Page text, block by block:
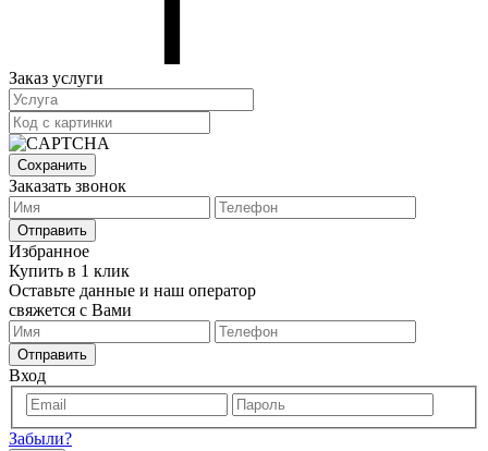
Заказ услуги
Сохранить
Заказать звонок
Отправить
Избранное
Купить в 1 клик
Оставьте данные и наш оператор
свяжется с Вами
Отправить
Вход
Забыли?